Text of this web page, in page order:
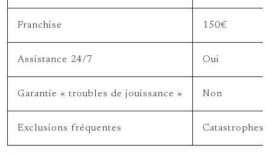
Franchise 150€
Assistance 24/7 Oui
Garantie « troubles de jouissance » Non
Exclusions fréquentes Catastrophes